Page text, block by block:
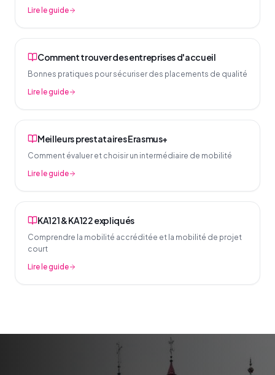
Lire le guide
Comment trouver des entreprises d'accueil
Bonnes pratiques pour sécuriser des placements de qualité
Lire le guide
Meilleurs prestataires Erasmus+
Comment évaluer et choisir un intermédiaire de mobilité
Lire le guide
KA121 & KA122 expliqués
Comprendre la mobilité accréditée et la mobilité de projet
court
Lire le guide